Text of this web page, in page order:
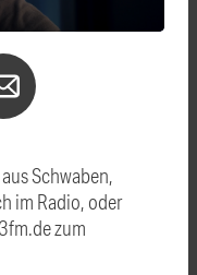
Schwaben,
im Radio, oder
zum